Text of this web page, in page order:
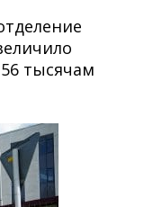
тысячам